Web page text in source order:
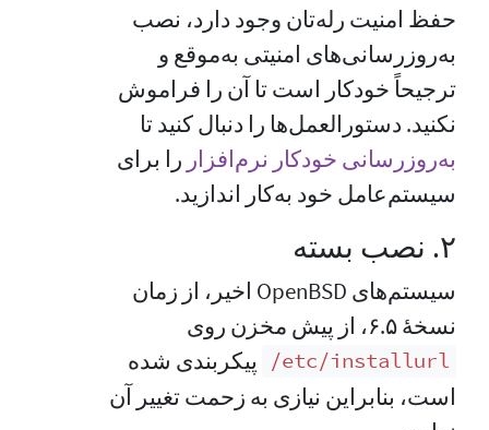
حفظ امنیت رله‌تان وجود دارد، نصب
به‌روزرسانی‌های امنیتی به‌موقع و
ترجیحاً خودکار است تا آن را فراموش
نکنید. دستورالعمل‌ها را دنبال کنید تا
به‌روز‌رسانی خودکار نرم‌افزار ‏ را برای
سیستم‌عامل خود به‌کار اندازید.
۲. نصب بسته
سیستم‌های OpenBSD اخیر، از زمان
نسخهٔ ۶.۵، از پیش مخزن روی
‎/etc/installurl
پیکربندی شده
است، بنابراین نیازی به زحمت تغییر آن